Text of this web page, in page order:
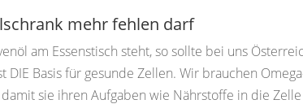
mehr fehlen darf
am Essenstisch steht, so sollte bei uns
DIE Basis für gesunde Zellen. Wir brauchen
sie ihren Aufgaben wie Nährstoffe in die